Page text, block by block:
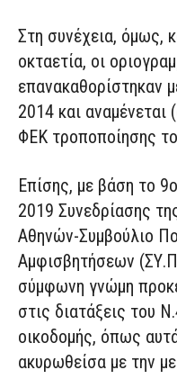
Στη συνέχεια, όμως,
οκταετία, οι
επανακαθορίστηκαν
2014 και
ΦΕΚ τροποποίησης
Επίσης, με βάση το
2019 Συνεδρίασης
Αθηνών-Συμβούλιο
Αμφισβητήσεων
σύμφωνη γνώμη
στις διατάξεις του
οικοδομής, όπως
ακυρωθείσα με την